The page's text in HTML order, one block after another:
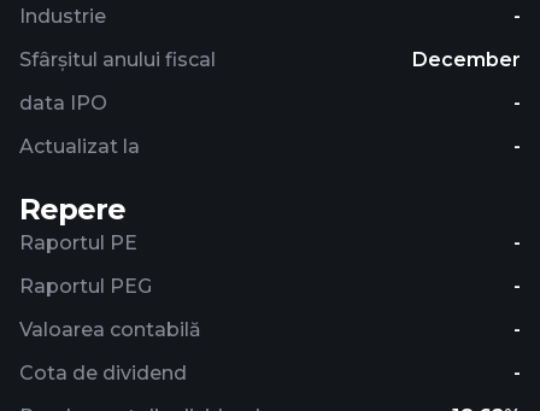
Industrie
-
Sfârșitul anului fiscal
December
data IPO
-
Actualizat la
-
Repere
Raportul PE
-
Raportul PEG
-
Valoarea contabilă
-
Cota de dividend
-